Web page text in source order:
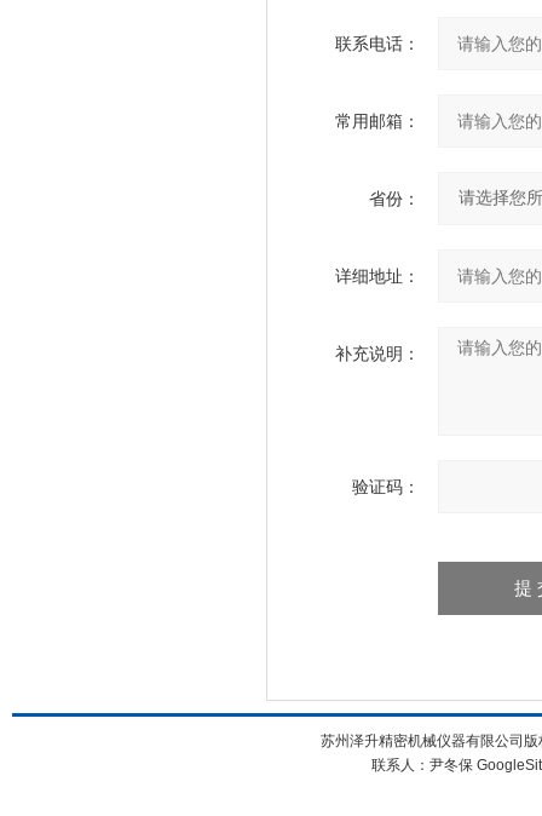
联系电话：
常用邮箱：
省份：
详细地址：
补充说明：
验证码：
苏州泽升精密机械仪器有限公司
联系人：尹冬保